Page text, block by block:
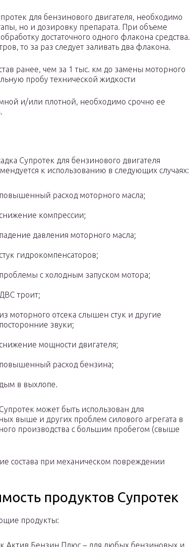
для бензинового двигателя, необходимо
но и дозировку препарата. При объеме
достаточного одного флакона средства.
то за раз следует заливать два флакона.
ранее, чем за 1 тыс. км до замены моторного
пробу технической жидкости
и/или плотной, необходимо срочно ее
Супротек для бензинового двигателя
к использованию в следующих случаях:
повышенный расход моторного масла;
компрессии;
падение давления моторного масла;
гидрокомпенсаторов;
проблемы с холодным запуском мотора;
ДВС троит;
из моторного отсека слышен стук и другие
посторонние звуки;
мощности двигателя;
повышенный расход бензина;
дым в выхлопе.
Супротек может быть использован для
выше и других проблем силового агрегата в
производства с большим пробегом (свыше
состава при механическом повреждении
продуктов Супротек
продукты:
Актив Бензин Плюс – для любых бензиновых и